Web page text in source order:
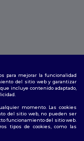
para mejorar la funcionalidad
del sitio web y garantizar
incluye contenido adaptado,
momento. Las cookies
del sitio web, no pueden ser
funcionamiento del sitio web.
tipos de cookies, como las